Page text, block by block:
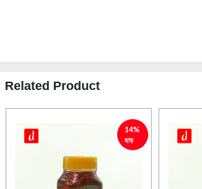
Related Product
14%
ছাড়